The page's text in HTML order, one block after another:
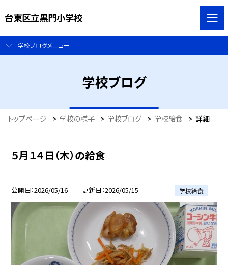
台東区立黒門小学校
学校ブログメニュー
学校ブログ
トップページ > 学校の様子 > 学校ブログ > 学校給食 > 詳細
５月１４日（木）の給食
公開日 2026/05/16 更新日 2026/05/15 学校給食